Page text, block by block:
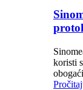
koristi